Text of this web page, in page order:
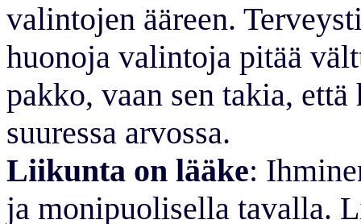
valintojen ääreen.
huonoja valintoja pitää
pakko, vaan sen takia,
suuressa arvossa.
Liikunta on lääke:
ja monipuolisella tavalla.